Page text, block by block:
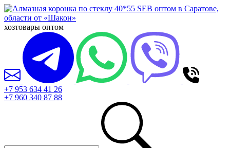
хозтовары оптом
+7 953 634 41 26
+7 960 340 87 88